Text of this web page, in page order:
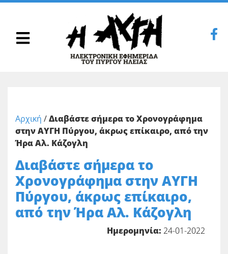
Αρχική /Διαβάστε σήμερα το Χρονογράφημα
στην ΑΥΓΗ Πύργου, άκρως επίκαιρο, από την
Ήρα Αλ. Κάζογλη
Διαβάστε σήμερα το
Χρονογράφημα στην ΑΥΓΗ
Πύργου, άκρως επίκαιρο,
από την Ήρα Αλ. Κάζογλη
Ημερομηνία: 24-01-2022